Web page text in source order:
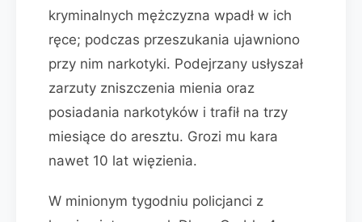
kryminalnych mężczyzna wpadł w ich
ręce; podczas przeszukania ujawniono
przy nim narkotyki. Podejrzany usłyszał
zarzuty zniszczenia mienia oraz
posiadania narkotyków i trafił na trzy
miesiące do aresztu. Grozi mu kara
nawet 10 lat więzienia.
W minionym tygodniu policjanci z